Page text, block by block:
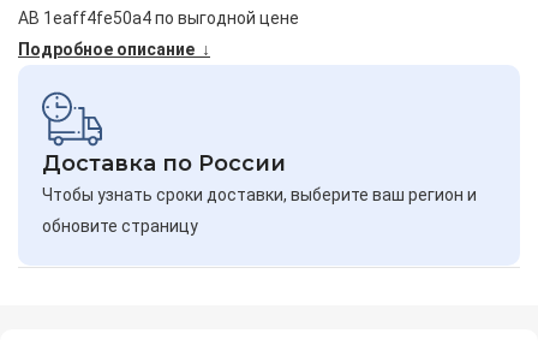
AB 1eaff4fe50a4 по выгодной цене
Подробное описание ↓
Доставка по России
Чтобы узнать сроки доставки, выберите ваш регион и
обновите страницу